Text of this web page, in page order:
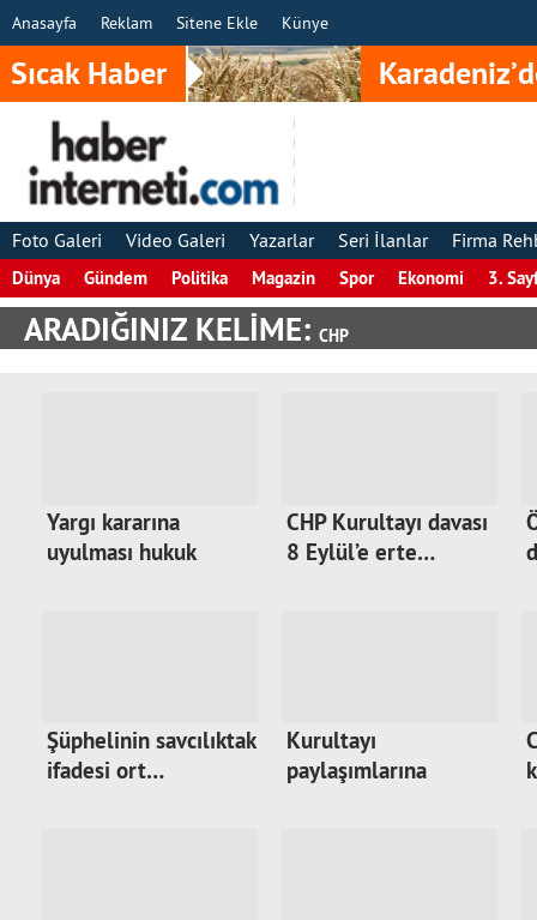
Anasayfa Reklam Sitene Ekle Künye
Sıcak Haber
Foto Galeri Video Galeri Yazarlar Seri İlanlar Firma
Dünya Gündem Politika Magazin Spor Ekonomi 3.
ARADIĞINIZ KELİME: CHP
Yargı kararına
uyulması hukuk
CHP Kurultayı davası
8 Eylül’e erte…
Şüphelinin savcılıktaki
ifadesi ort…
Kurultayı
paylaşımlarına